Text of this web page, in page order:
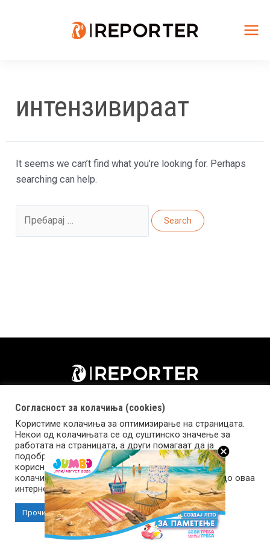
интензивираат
It seems we can’t find what you’re looking for. Perhaps
searching can help.
Copyright © 2026 Reporter.mk | Member of Clip Media Group
Импресум Маркетинг Контакт Услови за користење
Согласност за колачиња (cookies)
Користиме колачиња за оптимизирање на страницата.
Некои од колачињата се од суштинско значење за
работата на страницата, а други помагаат да ја
подобриме оваа интернет страница и вашето
корисничко искуство. Напомена: задолжителните
колачиња се неопходни за користење и пристап до оваа
интернет страница.
Прочитај повеќе Прифати колачиња